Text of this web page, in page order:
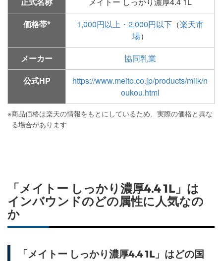
価格帯※ 1,000円以上・2,000円以下（楽天市
場）
メーカー
協同乳業
公式HP
https://www.meito.co.jp/products/milk/n
oukou.html
※商品価格は楽天の情報をもとにしているため、実際の価格と異な
る場合があります
「メイトー しっかり濃厚4.4 1L」は
インバウンドのどの属性に人気なの
か
「メイトー しっかり濃厚4.4 1L」はどの国